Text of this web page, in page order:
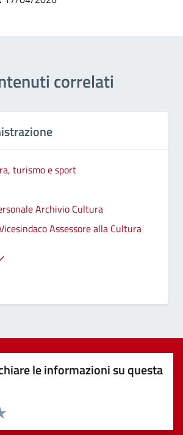
correlati
turismo e sport
Archivio Cultura
Assessore alla Cultura
le informazioni su questa
5 stelle su 5
4 stelle su 5
su 5
su 5